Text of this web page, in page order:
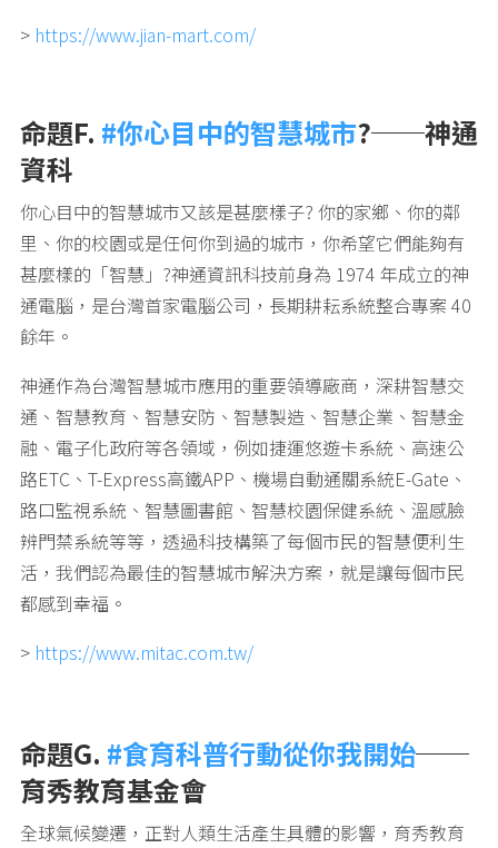
> https://www.jian-mart.com/
命題F. #你心目中的智慧城市?──神通
資科
你心目中的智慧城市又該是甚麼樣子? 你的家鄉、你的鄰
里、你的校園或是任何你到過的城市，你希望它們能夠有
甚麼樣的「智慧」?神通資訊科技前身為 1974 年成立的神
通電腦，是台灣首家電腦公司，長期耕耘系統整合專案 40
餘年。
神通作為台灣智慧城市應用的重要領導廠商，深耕智慧交
通、智慧教育、智慧安防、智慧製造、智慧企業、智慧金
融、電子化政府等各領域，例如捷運悠遊卡系統、高速公
路ETC、T-Express高鐵APP、機場自動通關系統E-Gate、
路口監視系統、智慧圖書館、智慧校園保健系統、溫感臉
辨門禁系統等等，透過科技構築了每個市民的智慧便利生
活，我們認為最佳的智慧城市解決方案，就是讓每個市民
都感到幸福。
> https://www.mitac.com.tw/
命題G. #食育科普行動從你我開始──
育秀教育基金會
全球氣候變遷，正對人類生活產生具體的影響，育秀教育